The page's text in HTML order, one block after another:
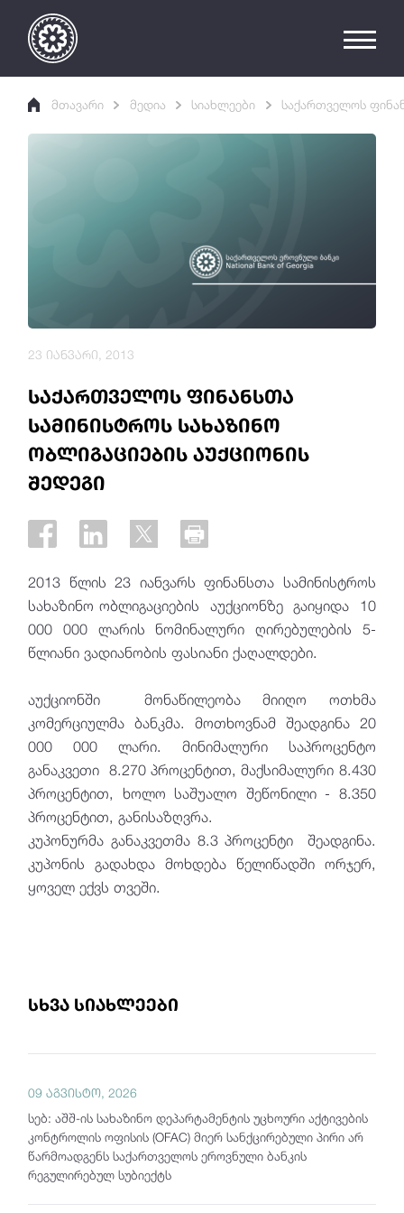
მთავარი მედია სიახლეები საქართველოს
საქართველოს ფინანსთა
სამინისტროს სახაზინო
ობლიგაციების აუქციონის
შედეგი
23 იანვარი, 2013
2013 წლის 23 იანვარს ფინანსთა სამინისტროს
სახაზინო ობლიგაციების აუქციონზე გაიყიდა 10
000 000 ლარის ნომინალური ღირებულების 5-
წლიანი ვადიანობის ფასიანი ქაღალდები.
აუქციონში მონაწილეობა მიიღო ოთხმა
კომერციულმა ბანკმა. მოთხოვნამ შეადგინა 20
000 000 ლარი. მინიმალური საპროცენტო
განაკვეთი 8.270 პროცენტით, მაქსიმალური 8.430
პროცენტით, ხოლო საშუალო შეწონილი - 8.350
პროცენტით, განისაზღვრა.
კუპონურმა განაკვეთმა 8.3 პროცენტი შეადგინა.
კუპონის გადახდა მოხდება წელიწადში ორჯერ,
ყოველ ექვს თვეში.
სხვა სიახლეები
09 აგვისტო, 2026
სებ: აშშ-ის სახაზინო დეპარტამენტის უცხოური აქტივების
კონტროლის ოფისის (OFAC) მიერ სანქცირებული პირი არ
წარმოადგენს საქართველოს ეროვნული ბანკის
რეგულირებულ სუბიექტს